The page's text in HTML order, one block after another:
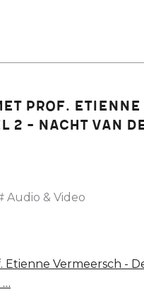
prof. Etienne
2 - Nacht van
Audio & Video
Vermeersch -
…